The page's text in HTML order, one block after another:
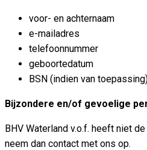
voor- en achternaam
e-mailadres
telefoonnummer
geboortedatum
BSN (indien van
Bijzondere en/of gevoelige
BHV Waterland v.o.f. heeft niet
neem dan contact met ons op.